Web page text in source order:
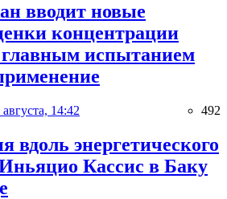
вводит новые
концентрации
испытанием
августа, 14:42 492
вдоль энергетического
Кассис в Баку